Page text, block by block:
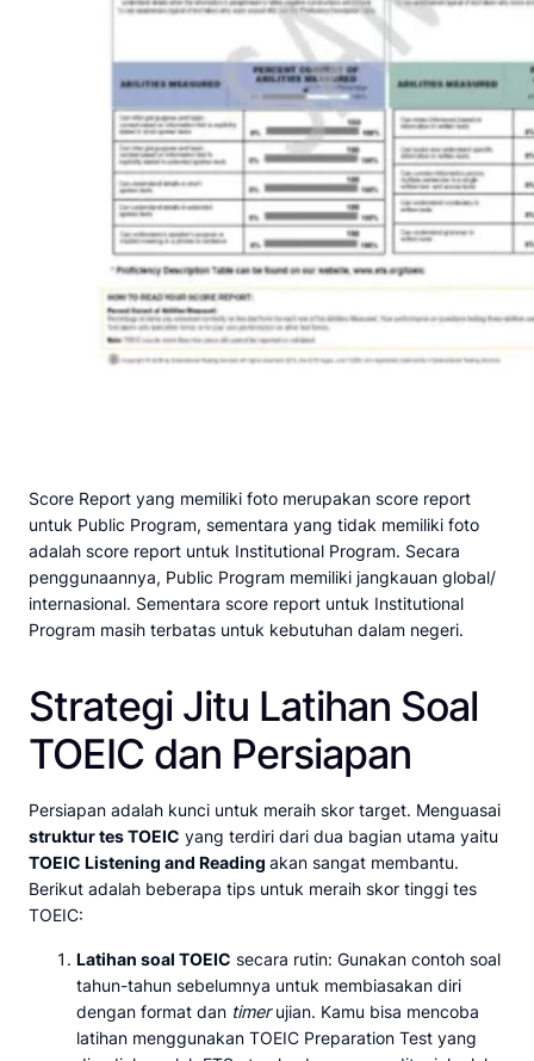
Score Report yang memiliki foto merupakan score report
untuk Public Program, sementara yang tidak memiliki foto
adalah score report untuk Institutional Program. Secara
penggunaannya, Public Program memiliki jangkauan global/
internasional. Sementara score report untuk Institutional
Program masih terbatas untuk kebutuhan dalam negeri.
Strategi Jitu Latihan Soal
TOEIC dan Persiapan
Persiapan adalah kunci untuk meraih skor target. Menguasai
struktur tes TOEIC yang terdiri dari dua bagian utama yaitu
TOEIC Listening and Readingakan sangat membantu.
Berikut adalah beberapa tips untuk meraih skor tinggi tes
TOEIC:
Latihan soal TOEIC secara rutin: Gunakan contoh soal
tahun-tahun sebelumnya untuk membiasakan diri
dengan format dan timerujian. Kamu bisa mencoba
latihan menggunakan TOEIC Preparation Test yang